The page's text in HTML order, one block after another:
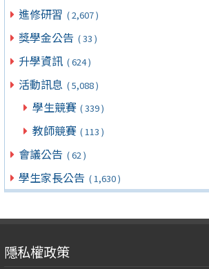
進修研習 ( 2,607 )
獎學金公告 ( 33 )
升學資訊 ( 624 )
活動訊息 ( 5,088 )
學生競賽 ( 339 )
教師競賽 ( 113 )
會議公告 ( 62 )
學生家長公告 ( 1,630 )
隱私權政策